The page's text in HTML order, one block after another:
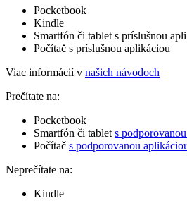
Pocketbook
Kindle
Smartfón či tablet s príslušnou
Počítač s príslušnou aplikáciou
Viac informácií v našich návodoch
Prečítate na:
Pocketbook
Smartfón či tablet s
Počítač s podporovanou
Neprečítate na:
Kindle